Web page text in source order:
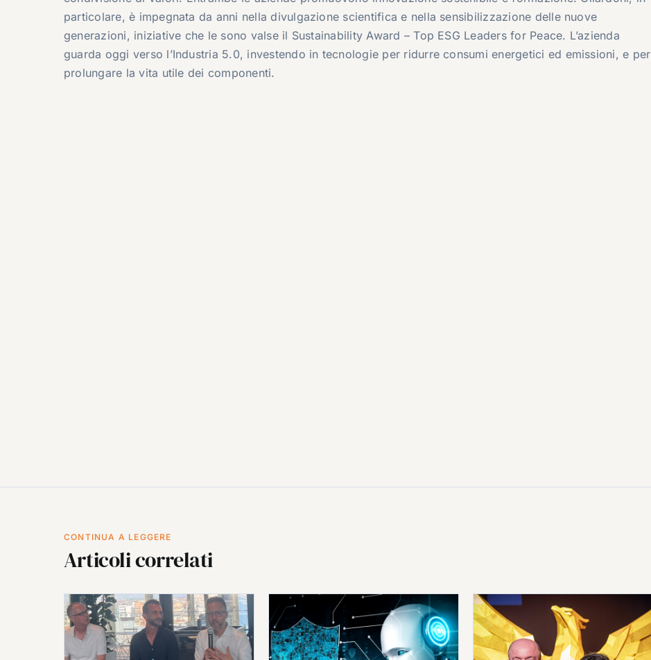
particolare, è impegnata da anni nella divulgazione scientifica e nella sensibilizzazione delle nuove
generazioni, iniziative che le sono valse il Sustainability Award – Top ESG Leaders for Peace. L’azienda
guarda oggi verso l’Industria 5.0, investendo in tecnologie per ridurre consumi energetici ed emissioni, e per
prolungare la vita utile dei componenti.
CONTINUA A LEGGERE
Articoli correlati